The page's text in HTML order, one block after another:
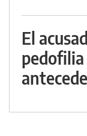
El